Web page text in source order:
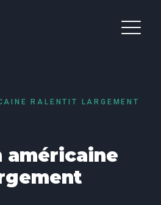
RALENTIT LARGEMENT
américaine